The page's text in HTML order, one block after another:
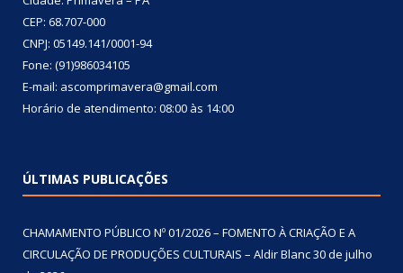
CEP: 68.707-000
CNPJ: 05149.141/0001-94
Fone: (91)986034105
E-mail: ascomprimavera@gmail.com
Horário de atendimento: 08:00 às 14:00
ÚLTIMAS PUBLICAÇÕES
CHAMAMENTO PÚBLICO Nº 01/2026 – FOMENTO À CRIAÇÃO E A
CIRCULAÇÃO DE PRODUÇÕES CULTURAIS – Aldir Blanc30 de julho